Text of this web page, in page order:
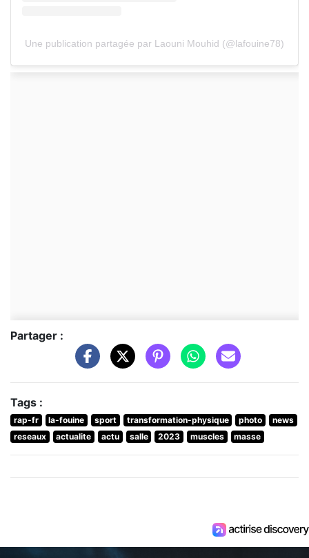
Une publication partagée par Laouni Mouhid (@lafouine78)
Partager :
Tags :
rap-fr la-fouine sport transformation-physique photo
news
reseaux
actualite actu salle 2023 muscles masse